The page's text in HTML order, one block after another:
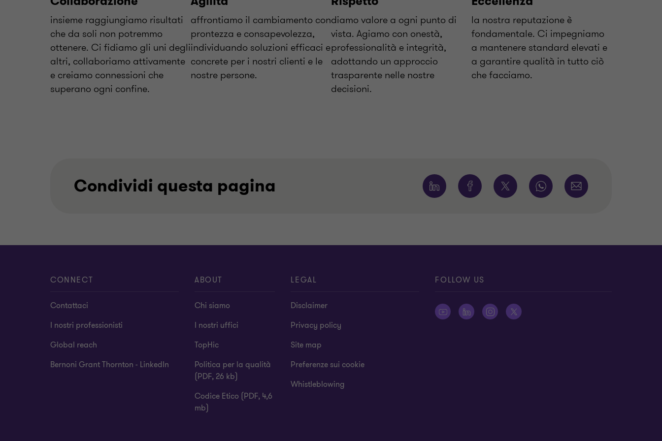
insieme raggiungiamo risultati
che da soli non potremmo
ottenere. Ci fidiamo gli uni degli
altri, collaboriamo attivamente
e creiamo connessioni che
superano ogni confine.
affrontiamo il cambiamento con
prontezza e consapevolezza,
individuando soluzioni efficaci e
concrete per i nostri clienti e le
nostre persone.
diamo valore a ogni punto di
vista. Agiamo con onestà,
professionalità e integrità,
adottando un approccio
trasparente nelle nostre
decisioni.
la nostra reputazione è
fondamentale. Ci impegniamo
a mantenere standard elevati e
a garantire qualità in tutto ciò
che facciamo.
Condividi questa pagina
CONNECT
Contattaci
I nostri professionisti
Global reach
Bernoni Grant Thornton - LinkedIn
ABOUT
Chi siamo
I nostri uffici
TopHic
Politica per la qualità
(PDF, 26 kb)
Codice Etico (PDF, 4,6
mb)
LEGAL
Disclaimer
Privacy policy
Site map
Preferenze sui cookie
Whistleblowing
FOLLOW US